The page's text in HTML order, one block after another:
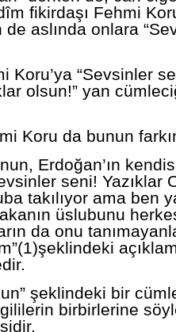
fikirdaşı Fehmi
de aslında onlara
Koru’ya “Sevsinler
olsun!” yan
Koru da bunun
Erdoğan’ın
seni! Yazıklar
takılıyor ama ben
üslubunu
da onu
şeklindeki bir
birbirlerine